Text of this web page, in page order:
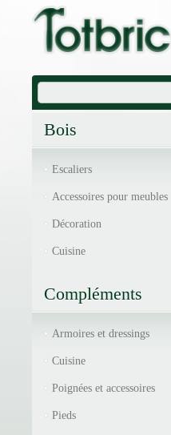
Bois
Escaliers
Accessoires pour meubles
Décoration
Cuisine
Compléments
Armoires et dressings
Cuisine
Poignées et accessoires
Pieds